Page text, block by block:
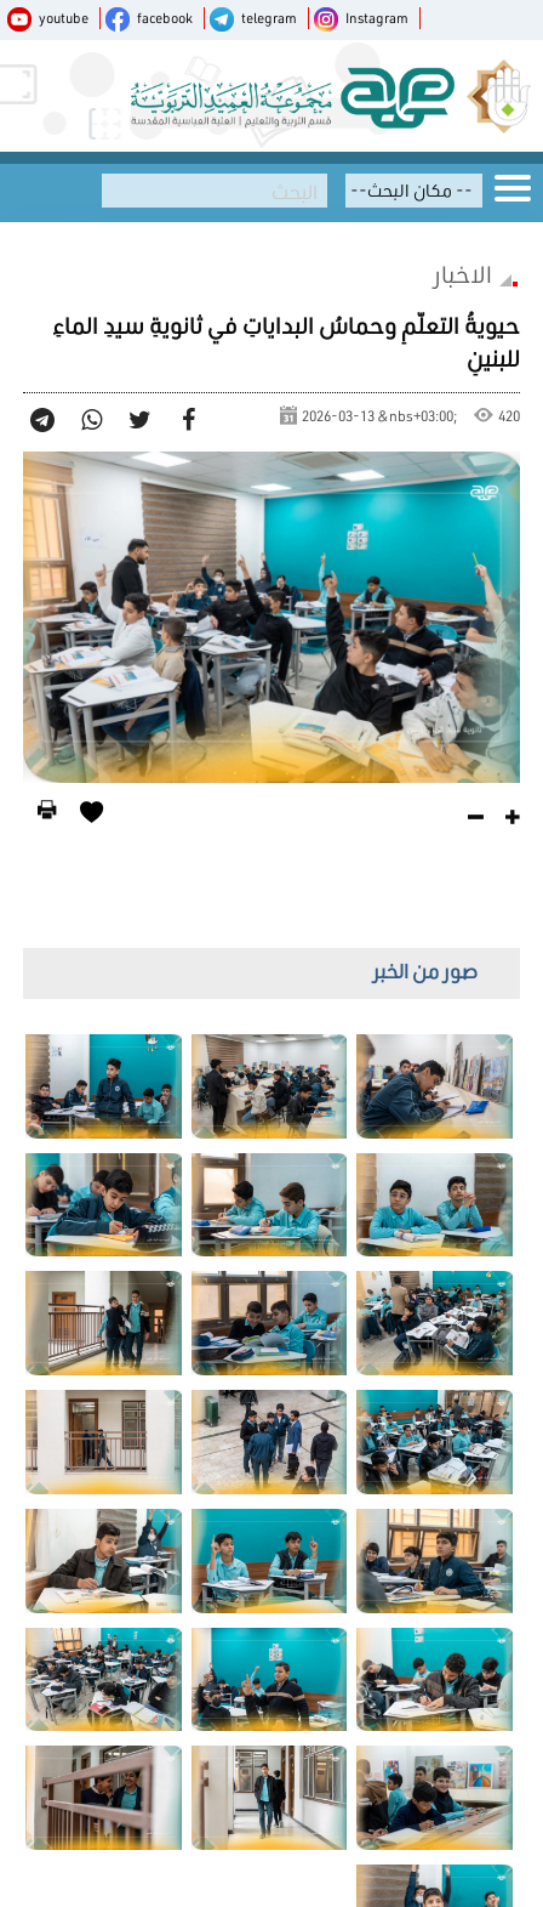
youtube facebook telegram Instagram
الاخبار
حيويةُ التعلّمِ وحماسُ البداياتِ في ثانويةِ سيدِ الماءِ
للبنينِ
2026-03-13 &nbs+03:00; 420
صور من الخبر